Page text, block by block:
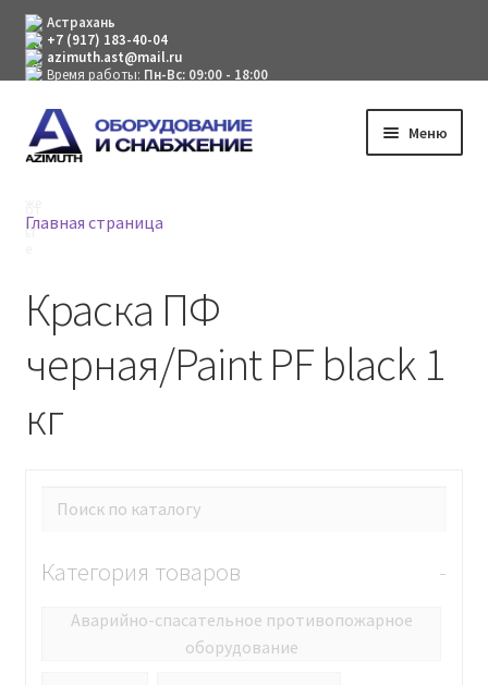
Астрахань
+7 (917) 183-40-04
azimuth.ast@mail.ru
Время работы: Пн-Вс: 09:00 - 18:00
Перейти
к
Перейти
к
Меню
Мой аккаунт
Главная страница
Краска ПФ
черная/Paint PF black 1
кг
Категория товаров -
Аварийно-спасательное противопожарное
оборудование